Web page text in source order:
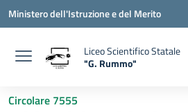
Vai ai contenuti
Vai al menu di navigazione
Vai al footer
Ministero dell'Istruzione e del Merito
Liceo Scientifico Statale
"G. Rummo"
Circolare 7555